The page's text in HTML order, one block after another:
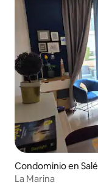
Condominio en Salé
La Marina